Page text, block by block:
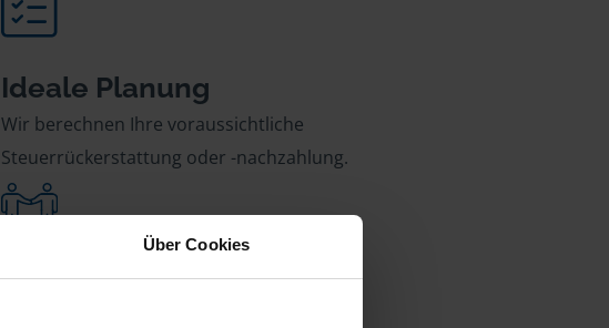
Über Cookies
Ideale Planung
Wir berechnen Ihre voraussichtliche
Steuerrückerstattung oder -nachzahlung.